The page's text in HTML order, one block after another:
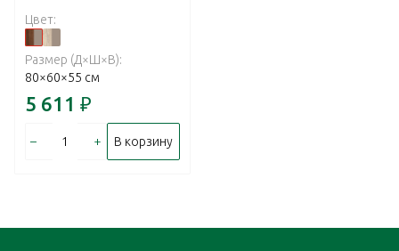
Цвет:
Размер (Д×Ш×В):
80×60×55 см
5 611 ₽
– + В корзину